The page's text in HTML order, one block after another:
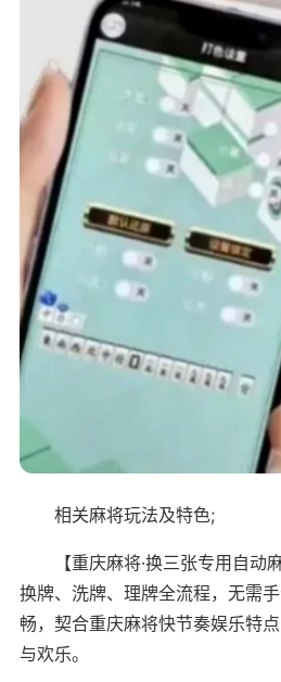
相关麻将玩法及特色;
【重庆麻将·换三张专用自
换牌、洗牌、理牌全流程，无需
畅，契合重庆麻将快节奏娱乐特
与欢乐。